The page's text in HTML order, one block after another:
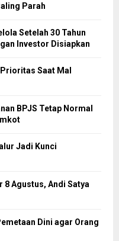
Parah
Setelah 30 Tahun
Investor Disiapkan
Saat Mal
BPJS Tetap Normal
Jadi Kunci
Agustus, Andi Satya
Dini agar Orang